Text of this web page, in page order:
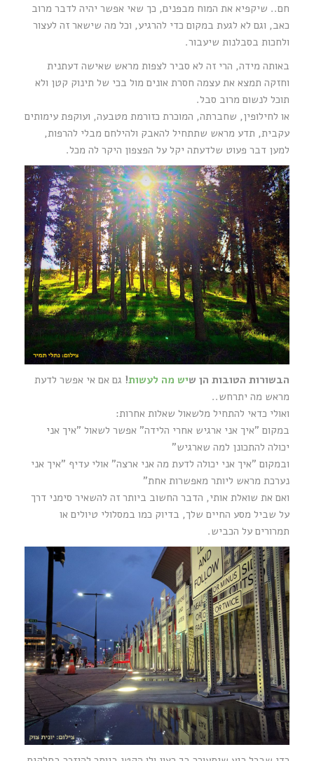
חם.. שיקפיא את המוח מבפנים, כך שאי אפשר יהיה לדבר מרוב
כאב, וגם לא לגעת במקום כדי להרגיע, וכל מה שישאר זה לעצור
ולחכות בסבלנות שיעבור.
באותה מידה, הרי זה לא סביר לצפות מראש שאישה דעתנית
וחזקה תמצא את עצמה חסרת אונים מול בכי של תינוק קטן ולא
תוכל לנשום מרוב סבל.
או לחילופין, שחברתה, המוכרת כזורמת מטבעה, ועוקפת עימותים
עקבית, תדע מראש שתתחיל להאבק ולהילחם מבלי להרפות,
למען דבר פעוט שלדעתה יקל על הפצפון היקר לה מכל.
הבשורות הטובות הן שיש מה לעשות! גם אם אי אפשר לדעת
מראש מה יתרחש..
ואולי כדאי להתחיל מלשאול שאלות אחרות:
במקום "איך אני ארגיש אחרי הלידה" אפשר לשאול "איך אני
יכולה להתכונן למה שארגיש"
ובמקום "איך אני יכולה לדעת מה אני ארצה" אולי עדיף "איך אני
נערכת מראש ליותר מאפשרות אחת"
ואם את שואלת אותי, הדבר החשוב ביותר זה להשאיר סימני דרך
על שביל מסע החיים שלך, בדיוק כמו במסלולי טיולים או
תמרורים על הכביש.